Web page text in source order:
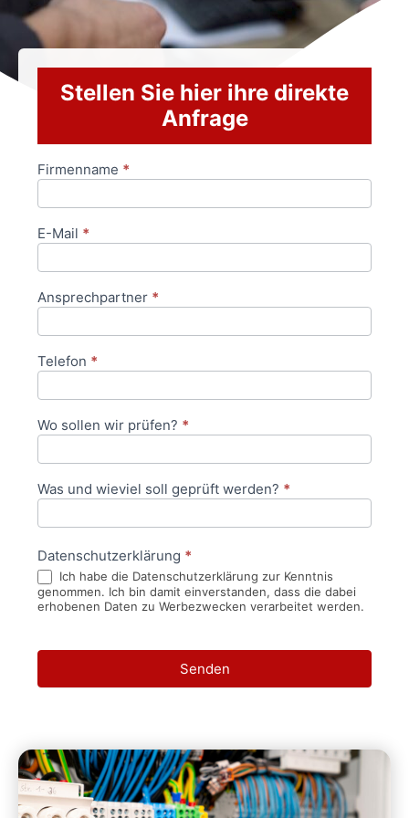
Stellen Sie hier ihre direkte
Anfrage
Anfrageformular
Firmenname *
E-Mail *
Ansprechpartner *
Telefon *
Wo sollen wir prüfen? *
Was und wieviel soll geprüft werden? *
Datenschutzerklärung *
Ich habe die Datenschutzerklärung zur Kenntnis
genommen. Ich bin damit einverstanden, dass die dabei
erhobenen Daten zu Werbezwecken verarbeitet werden.
Senden